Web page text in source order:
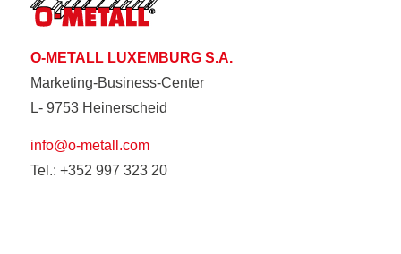
O-METALL LUXEMBURG S.A.
Marketing-Business-Center
L- 9753 Heinerscheid
info@o-metall.com
Tel.: +352 997 323 20